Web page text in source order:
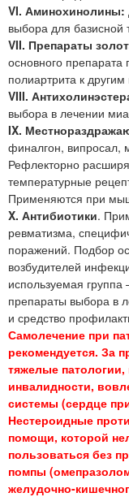
VI. Аминохинолины:
выбора для базисной
VII. Препараты
основного препарата
полиартрита к
VIII.
выбора в лечении
IX.
финалгон, випросал,
Рефлекторно
температурные
Применяются при
X. Антибиотики.
ревматизма,
поражений. Подбор
возбудителей
используемая группа
препараты выбора в
и средство
Самолечение при
рекомендуется. За
тяжелые
инвалидности,
системы (сердце
Нестероидные
помощи, которой
пользоваться без
помпы
желудочно-